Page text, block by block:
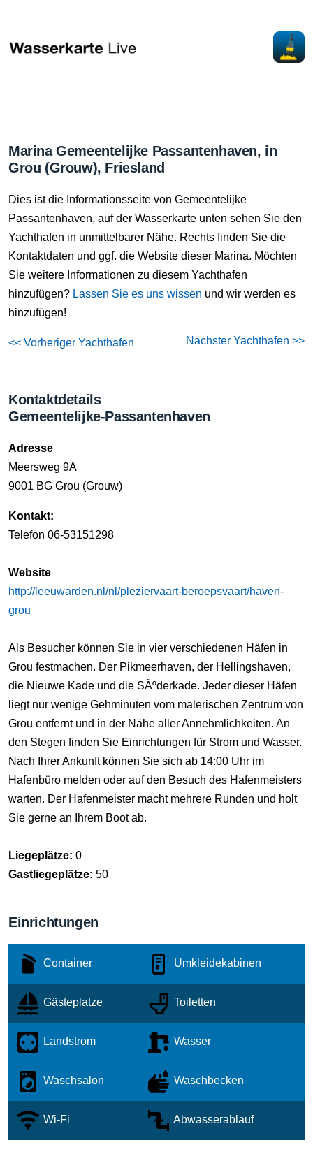
Marina Gemeentelijke Passantenhaven, in
Grou (Grouw), Friesland
Dies ist die Informationsseite von Gemeentelijke
Passantenhaven, auf der Wasserkarte unten sehen Sie den
Yachthafen in unmittelbarer Nähe. Rechts finden Sie die
Kontaktdaten und ggf. die Website dieser Marina. Möchten
Sie weitere Informationen zu diesem Yachthafen
hinzufügen? Lassen Sie es uns wissen und wir werden es
hinzufügen!
<< Vorheriger Yachthafen Nächster Yachthafen >>
Kontaktdetails
Gemeentelijke-Passantenhaven
Adresse
Meersweg 9A
9001 BG Grou (Grouw)
Kontakt:
Telefon 06-53151298
Website
http://leeuwarden.nl/nl/pleziervaart-beroepsvaart/haven-
grou
Als Besucher können Sie in vier verschiedenen Häfen in
Grou festmachen. Der Pikmeerhaven, der Hellingshaven,
die Nieuwe Kade und die SÃºderkade. Jeder dieser Häfen
liegt nur wenige Gehminuten vom malerischen Zentrum von
Grou entfernt und in der Nähe aller Annehmlichkeiten. An
den Stegen finden Sie Einrichtungen für Strom und Wasser.
Nach Ihrer Ankunft können Sie sich ab 14:00 Uhr im
Hafenbüro melden oder auf den Besuch des Hafenmeisters
warten. Der Hafenmeister macht mehrere Runden und holt
Sie gerne an Ihrem Boot ab.
Liegeplätze: 0
Gastliegeplätze: 50
Einrichtungen
Container Umkleidekabinen
Gästeplatze Toiletten
Landstrom Wasser
Waschsalon Waschbecken
Wi-Fi Abwasserablauf